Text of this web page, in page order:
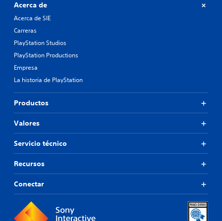
Acerca de
Acerca de SIE
Carreras
PlayStation Studios
PlayStation Productions
Empresa
La historia de PlayStation
Productos
Valores
Servicio técnico
Recursos
Conectar